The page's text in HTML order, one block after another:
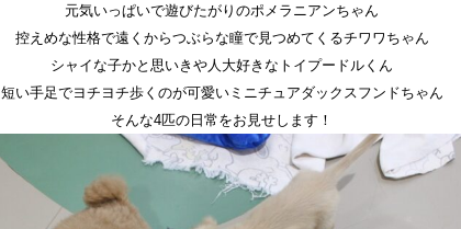
元気いっぱいで遊びたがりのポメラニアンちゃん
控えめな性格で遠くからつぶらな瞳で見つめてくるチワワちゃん
シャイな子かと思いきや人大好きなトイプードルくん
短い手足でヨチヨチ歩くのが可愛いミニチュアダックスフンドちゃん
そんな4匹の日常をお見せします！